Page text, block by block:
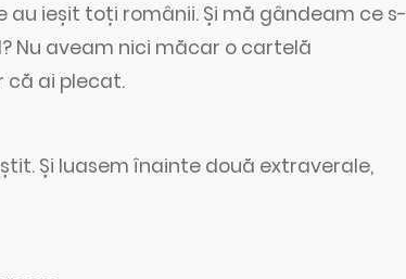
ieșit toți românii. Și mă gândeam ce s-
Nu aveam nici măcar o cartelă
că ai plecat.
Și luasem înainte două extraverale,